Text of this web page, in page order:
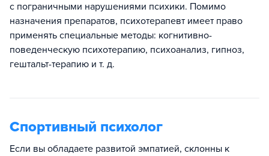
с пограничными нарушениями психики. Помимо
назначения препаратов, психотерапевт имеет право
применять специальные методы: когнитивно-
поведенческую психотерапию, психоанализ, гипноз,
гештальт-терапию и т. д.
Спортивный психолог
Если вы обладаете развитой эмпатией, склонны к